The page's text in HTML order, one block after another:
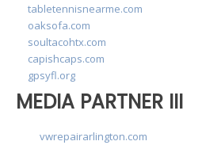
tabletennisnearme.com
oaksofa.com
soultacohtx.com
capishcaps.com
gpsyfl.org
MEDIA PARTNER III
vwrepairarlington.com